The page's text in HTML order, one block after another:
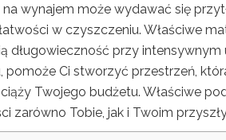
wynajem może wydawać się
w czyszczeniu. Właściwe
długowieczność przy intensywnym
pomoże Ci stworzyć przestrzeń,
Twojego budżetu. Właściwe
zarówno Tobie, jak i Twoim